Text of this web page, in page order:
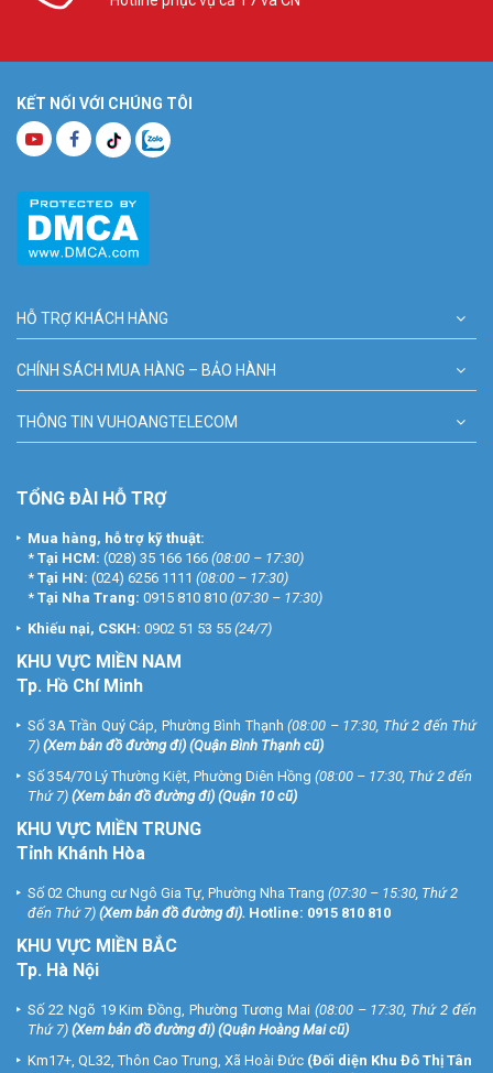
KẾT NỐI VỚI CHÚNG TÔI
HỖ TRỢ KHÁCH HÀNG
CHÍNH SÁCH MUA HÀNG – BẢO HÀNH
THÔNG TIN VUHOANGTELECOM
TỔNG ĐÀI HỖ TRỢ
Mua hàng, hỗ trợ kỹ thuật:
* Tại HCM: (028) 35 166 166 (08:00 – 17:30)
* Tại HN: (024) 6256 1111 (08:00 – 17:30)
* Tại Nha Trang: 0915 810 810 (07:30 – 17:30)
Khiếu nại, CSKH: 0902 51 53 55 (24/7)
KHU VỰC MIỀN NAM
Tp. Hồ Chí Minh
Số 3A Trần Quý Cáp, Phường Bình Thạnh (08:00 – 17:30, Thứ 2 đến Thứ
7) (Xem bản đồ đường đi) (Quận Bình Thạnh cũ)
Số 354/70 Lý Thường Kiệt, Phường Diên Hồng (08:00 – 17:30, Thứ 2 đến
Thứ 7) (Xem bản đồ đường đi) (Quận 10 cũ)
KHU VỰC MIỀN TRUNG
Tỉnh Khánh Hòa
Số 02 Chung cư Ngô Gia Tự, Phường Nha Trang (07:30 – 15:30, Thứ 2
đến Thứ 7) (Xem bản đồ đường đi). Hotline: 0915 810 810
KHU VỰC MIỀN BẮC
Tp. Hà Nội
Số 22 Ngõ 19 Kim Đồng, Phường Tương Mai (08:00 – 17:30, Thứ 2 đến
Thứ 7) (Xem bản đồ đường đi) (Quận Hoàng Mai cũ)
Km17+, QL32, Thôn Cao Trung, Xã Hoài Đức (Đối diện Khu Đô Thị Tân